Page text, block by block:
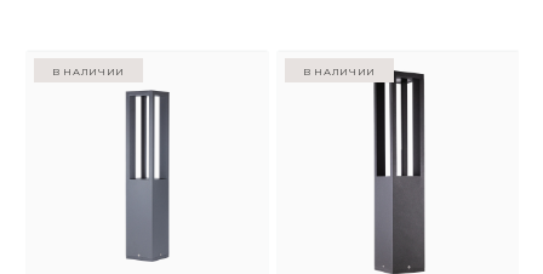
в наличии в наличии